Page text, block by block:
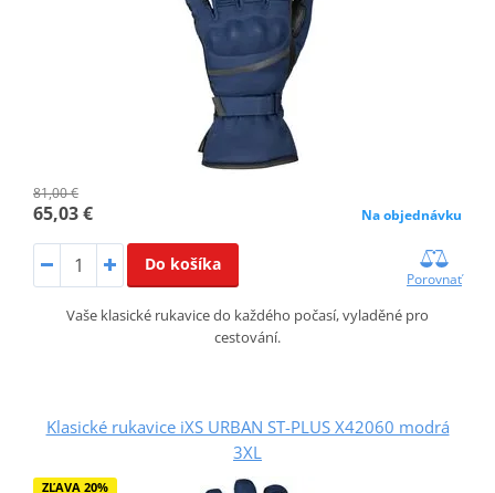
81,00 €
65,03 € Na objednávku
Do košíka
Porovnať
Vaše klasické rukavice do každého počasí, vyladěné pro
cestování.
Klasické rukavice iXS URBAN ST-PLUS X42060 modrá
3XL
ZĽAVA 20%